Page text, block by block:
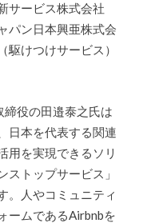
サービス株式会社
パン日本興亜株式会
けつけサービス）
締役の田邉泰之氏は
日本を代表する関連
用を実現できるソリ
ストップサービス」
。人やコミュニティ
ームであるAirbnbを